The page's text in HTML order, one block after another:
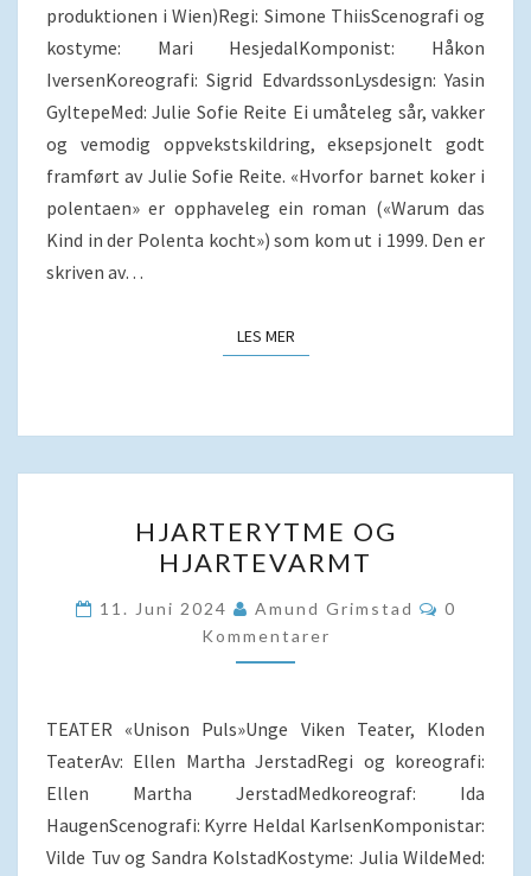
produktionen i Wien)Regi: Simone ThiisScenografi og
kostyme: Mari HesjedalKomponist: Håkon
IversenKoreografi: Sigrid EdvardssonLysdesign: Yasin
GyltepeMed: Julie Sofie Reite Ei umåteleg sår, vakker
og vemodig oppvekstskildring, eksepsjonelt godt
framført av Julie Sofie Reite. «Hvorfor barnet koker i
polentaen» er opphaveleg ein roman («Warum das
Kind in der Polenta kocht») som kom ut i 1999. Den er
skriven av…
LES MERLES MER
OG
HJARTEVARMT
HJARTERYTME OG
HJARTEVARMT
11. Juni 2024 Amund Grimstad
0
Kommentarer
TEATER «Unison Puls»Unge Viken Teater, Kloden
TeaterAv: Ellen Martha JerstadRegi og koreografi:
Ellen Martha JerstadMedkoreograf: Ida
HaugenScenografi: Kyrre Heldal KarlsenKomponistar:
Vilde Tuv og Sandra KolstadKostyme: Julia WildeMed: